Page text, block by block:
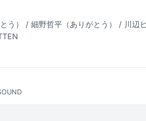
う） / 細野哲平（ありがとう） / 川辺